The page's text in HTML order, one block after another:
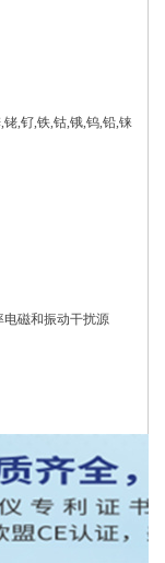
,钌,铁,钴,锇,钨,铅,铼
电磁和振动干扰源